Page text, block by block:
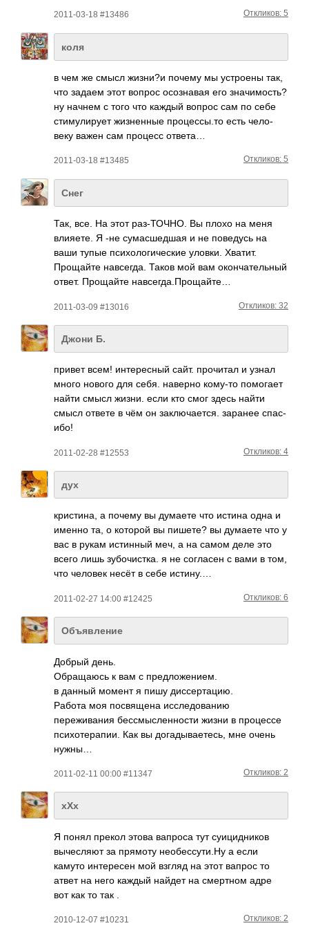
2011-03-18 #13486 Откликов: 5
коля
в чем же смысл жизни?и почему мы устр­оены так,
что задаем этот вопрос осоз­навая его знач­имос­ть?
ну начнем с того что каждый вопрос сам по себе
стим­улир­ует жизн­енные проц­ессы­.то есть чело­
веку важен сам процесс ответа…
2011-03-18 #13485 Откликов: 5
Снег
Так, все. На этот раз-­ТОЧНО. Вы плохо на меня
влия­ете. Я -не сума­сшед­шая и не пове­дусь на
ваши тупые псих­олог­ичес­кие уловки. Хватит.
Прощ­айте навс­егда. Таков мой вам окон­чате­льный
ответ. Прощ­айте навс­егда­.Про­щайте…
2011-03-09 #13016 Откликов: 32
Джони Б.
привет всем! инте­ресный сайт. проч­итал и узнал
много нового для себя. наверно кому-то помо­гает
найти смысл жизни. если кто смог здесь найти
смысл ответе в чём он закл­ючае­тся. заранее спас­
ибо!
2011-02-28 #12553 Откликов: 4
дух
кристина, а почему вы думаете что истина одна и
именно та, о которой вы пишете? вы думаете что у
вас в рукам истинный меч, а на самом деле это
всего лишь зубочистка. я не согласен с вами в том,
что человек несёт в себе истину.…
2011-02-27 14:00 #12425 Откликов: 6
Объявление
Добрый день.
Обращаюсь к вам с предложением.
в данный момент я пишу диссертацию.
Работа моя посвящена исследованию
переживания бессмысленности жизни в процессе
психотерапии. Как вы догадываетесь, мне очень
нужны…
2011-02-11 00:00 #11347 Откликов: 2
xXx
Я понял прекол этова вапроса тут суиц­идни­ков
выче­сляют за прямоту необ­ессу­ти.Ну а если
камуто инте­ресен мой взгляд на этот вапрос то
атвет на него каждый найдет на смер­тном адре
вот как то так .
2010-12-07 #10231 Откликов: 2